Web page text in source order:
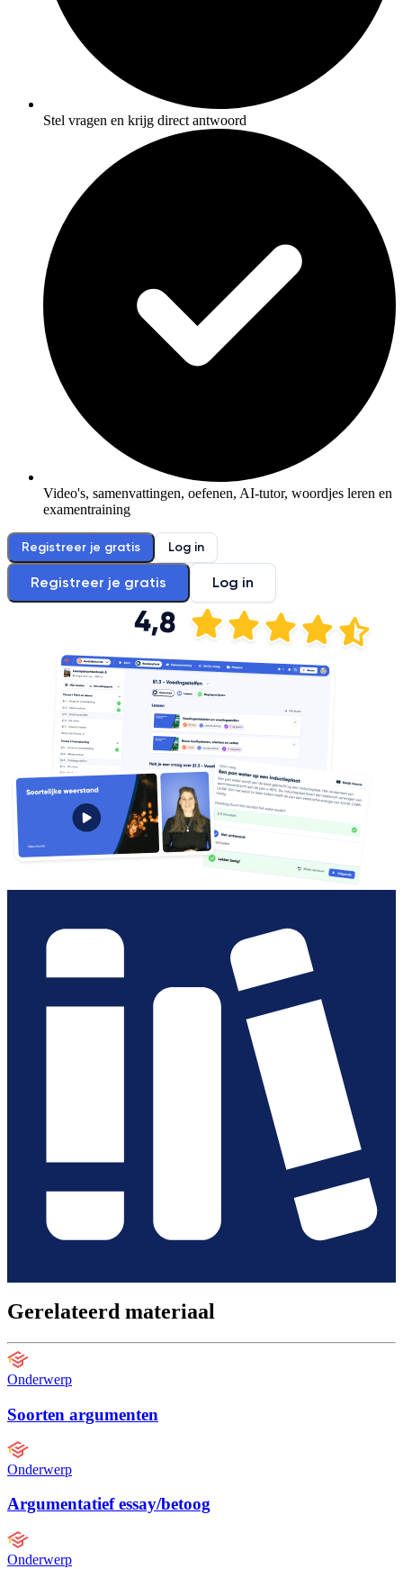
Stel vragen en krijg direct antwoord
Video's, samenvattingen, oefenen, AI-tutor, woordjes leren en
examentraining
Registreer je gratis Log in
Registreer je gratis Log in
Gerelateerd materiaal
Onderwerp
Soorten argumenten
Onderwerp
Argumentatief essay/betoog
Onderwerp